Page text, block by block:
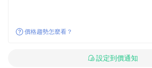
價格趨勢怎麼看？
設定到價通知